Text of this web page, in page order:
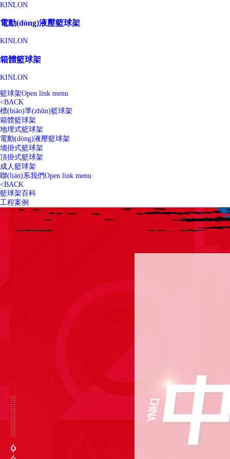
KINLON
電動(dòng)液壓籃球架
KINLON
箱體籃球架
KINLON
籃球架Open link menu
<BACK
標(biāo)準(zhǔn)籃球架
箱體籃球架
地埋式籃球架
電動(dòng)液壓籃球架
墻掛式籃球架
頂掛式籃球架
成人籃球架
聯(lián)系我們Open link menu
<BACK
籃球架百科
工程案例